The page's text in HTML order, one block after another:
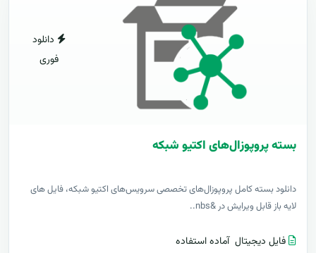
دانلود
فوری
بسته پروپوزال‌های اکتیو شبکه
دانلود بسته کامل پروپوزال‌های تخصصی سرویس‌های اکتیو شبکه، فایل های
لایه باز قابل ویرایش در &nbs..
فایل دیجیتال آماده استفاده